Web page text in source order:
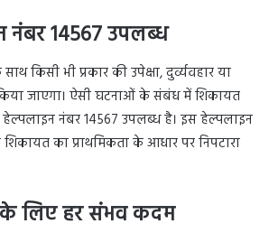
नंबर 14567 उपलब्ध
किसी भी प्रकार की उपेक्षा, दुर्व्यवहार या
जाएगा। ऐसी घटनाओं के संबंध में शिकायत
नंबर 14567 उपलब्ध है। इस हेल्पलाइन
शिकायत का प्राथमिकता के आधार पर निपटारा
के लिए हर संभव कदम